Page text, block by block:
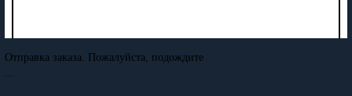
Отправка заказа. Пожалуйста, подождите
...